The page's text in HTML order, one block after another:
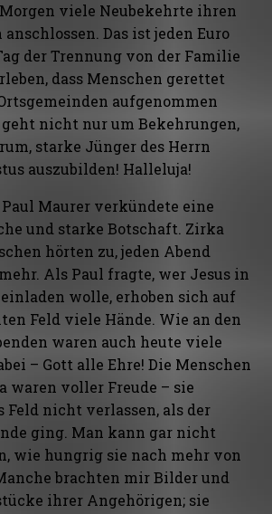
viele Neubekehrte ihren
anschlossen. Das ist jeden Euro
der Trennung von der Familie
dass Menschen gerettet
aufgenommen
geht nicht nur um Bekehrungen,
starke Jünger des Herrn
auszubilden! Halleluja!
Maurer verkündete eine
und starke Botschaft. Zirka
hörten zu, jeden Abend
Als Paul fragte, wer Jesus in
wolle, erhoben sich auf
Feld viele Hände. Wie an den
waren auch heute viele
– Gott alle Ehre! Die Menschen
waren voller Freude – sie
Feld nicht verlassen, als der
ging. Man kann gar nicht
wie hungrig sie nach mehr von
brachten mir Bilder und
ihrer Angehörigen; sie